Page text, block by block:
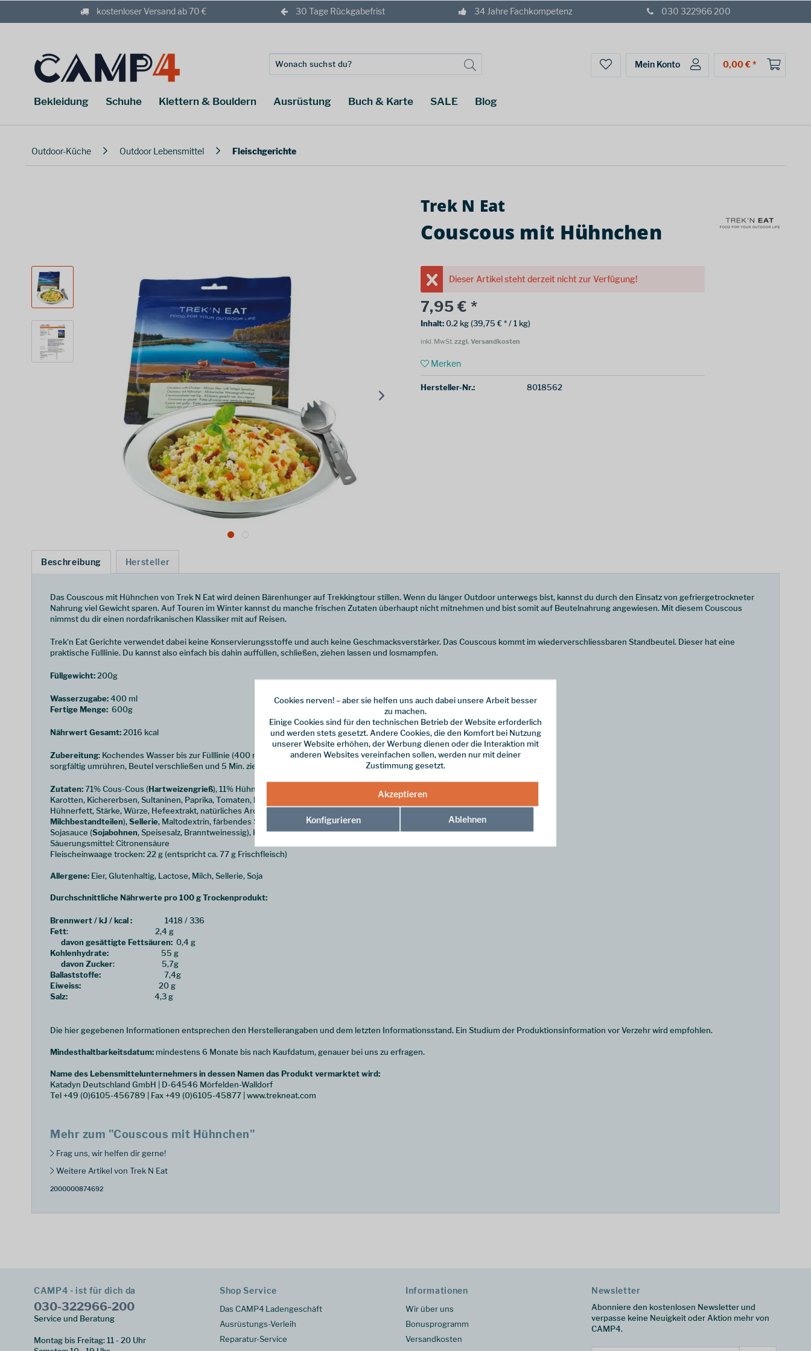
kostenloser Versand ab 70 € 30 Tage Rückgabefrist 34 Jahre Fachkompetenz 030 322966 200
Mein Konto 0,00 € *
Bekleidung Schuhe Klettern & Bouldern Ausrüstung Buch & Karte SALE Blog
Outdoor-Küche Outdoor Lebensmittel Fleischgerichte
Trek N Eat
Couscous mit Hühnchen
Dieser Artikel steht derzeit nicht zur Verfügung!
7,95 € *
Inhalt:0.2 kg (39,75 € * / 1 kg)
inkl. MwSt.zzgl. Versandkosten
Merken
Hersteller-Nr.: 8018562
Beschreibung Hersteller
Das Couscous mit Hühnchen von Trek N Eat wird deinen Bärenhunger auf Trekkingtour stillen. Wenn du länger Outdoor unterwegs bist, kannst du durch den Einsatz von gefriergetrockneter
Nahrung viel Gewicht sparen. Auf Touren im Winter kannst du manche frischen Zutaten überhaupt nicht mitnehmen und bist somit auf Beutelnahrung angewiesen. Mit diesem Couscous
nimmst du dir einen nordafrikanischen Klassiker mit auf Reisen.
Trek‘n Eat Gerichte verwendet dabei keine Konservierungsstoffe und auch keine Geschmacksverstärker. Das Couscous kommt im wiederverschliessbaren Standbeutel. Dieser hat eine
praktische Fülllinie. Du kannst also einfach bis dahin auffüllen, schließen, ziehen lassen und losmampfen.
Füllgewicht:200g
Wasserzugabe:400 ml
Fertige Menge: 600g
Nährwert Gesamt:2016 kcal
Zubereitung: Kochendes Wasser bis zur Fülllinie (400 ml) direkt in den Beutel gießen,
sorgfältig umrühren, Beutel verschließen und 5 Min. ziehen lassen
Zutaten:71% Cous-Cous (Hartweizengrieß), 11% Hühnerbrustfleisch, Speisesalz,
Karotten, Kichererbsen, Sultaninen, Paprika, Tomaten, Milchzucker
Hühnerfett, Stärke, Würze, Hefeextrakt, natürliches Aroma (mitSellerie, Ei-,
Milchbestandteilen),Sellerie, Maltodextrin, färbendes Saflorkonzentrat,
Sojasauce (Sojabohnen, Speisesalz, Branntweinessig), Karamell,
Säuerungsmittel: Citronensäure
Fleischeinwaage trocken: 22 g (entspricht ca. 77 g Frischfleisch)
Allergene: Eier, Glutenhaltig, Lactose, Milch, Sellerie, Soja
Durchschnittliche Nährwerte pro 100 g Trockenprodukt:
Brennwert / kJ / kcal : 1418 / 336
Fett: 2,4 g
davon gesättigte Fettsäuren: 0,4 g
Kohlenhydrate: 55 g
davon Zucker: 5,7g
Ballaststoffe: 7,4g
Eiweiss: 20 g
Salz:
4,3 g
Die hier gegebenen Informationen entsprechen den Herstellerangaben und dem letzten Informationsstand. Ein Studium der Produktionsinformation vor Verzehr wird empfohlen.
Mindesthaltbarkeitsdatum: mindestens 6 Monate bis nach Kaufdatum, genauer bei uns zu erfragen.
Name des Lebensmittelunternehmers in dessen Namen das Produkt vermarktet wird:
Katadyn Deutschland GmbH | D-64546 Mörfelden-Walldorf
Tel +49 (0)6105-456789 | Fax +49 (0)6105-45877 | www.trekneat.com
Mehr zum "Couscous mit Hühnchen"
Frag uns, wir helfen dir gerne!
Weitere Artikel von Trek N Eat
2000000874692
CAMP4 - ist für dich da
030-322966-200
Service und Beratung
Montag bis Freitag: 11 - 20 Uhr
Shop Service
Das CAMP4 Ladengeschäft
Ausrüstungs-Verleih
Reparatur-Service
Informationen
Wir über uns
Bonusprogramm
Versandkosten
Newsletter
Abonniere den kostenlosen Newsletter und
verpasse keine Neuigkeit oder Aktion mehr von
CAMP4.
Cookies nerven! – aber sie helfen uns auch dabei unsere Arbeit besser
zu machen.
Einige Cookies sind für den technischen Betrieb der Website erforderlich
und werden stets gesetzt. Andere Cookies, die den Komfort bei Nutzung
unserer Website erhöhen, der Werbung dienen oder die Interaktion mit
anderen Websites vereinfachen sollen, werden nur mit deiner
Zustimmung gesetzt.
Akzeptieren
Konfigurieren Ablehnen